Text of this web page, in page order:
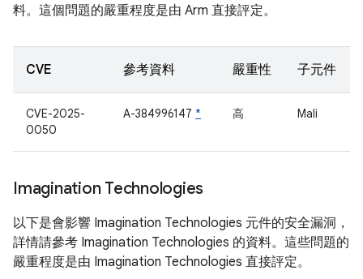
料。這個問題的嚴重程度是由 Arm 直接評定。
CVE 參考資料 嚴重性 子元件
CVE-2025-
0050
A-384996147 * 高 Mali
Imagination Technologies
以下是會影響 Imagination Technologies 元件的安全漏洞，
詳情請參考 Imagination Technologies 的資料。這些問題的
嚴重程度是由 Imagination Technologies 直接評定。